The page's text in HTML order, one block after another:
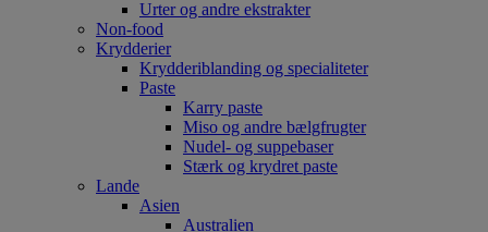
Urter og andre ekstrakter
Non-food
Krydderier
Krydderiblanding og specialiteter
Paste
Karry paste
Miso og andre bælgfrugter
Nudel- og suppebaser
Stærk og krydret paste
Lande
Asien
Australien